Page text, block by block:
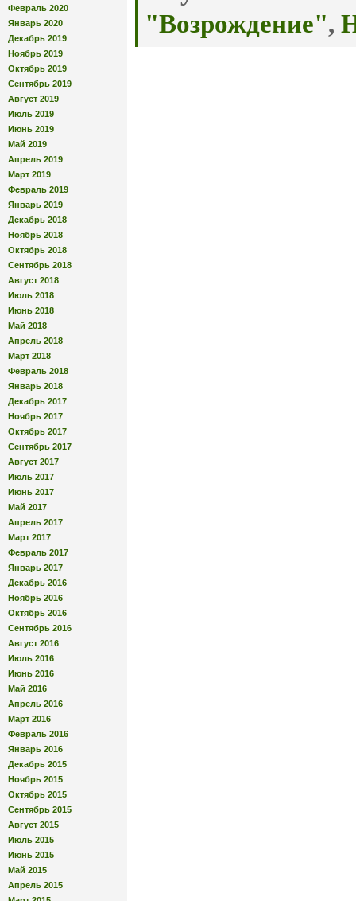
Февраль 2020
Январь 2020
Декабрь 2019
Ноябрь 2019
Октябрь 2019
Сентябрь 2019
Август 2019
Июль 2019
Июнь 2019
Май 2019
Апрель 2019
Март 2019
Февраль 2019
Январь 2019
Декабрь 2018
Ноябрь 2018
Октябрь 2018
Сентябрь 2018
Август 2018
Июль 2018
Июнь 2018
Май 2018
Апрель 2018
Март 2018
Февраль 2018
Январь 2018
Декабрь 2017
Ноябрь 2017
Октябрь 2017
Сентябрь 2017
Август 2017
Июль 2017
Июнь 2017
Май 2017
Апрель 2017
Март 2017
Февраль 2017
Январь 2017
Декабрь 2016
Ноябрь 2016
Октябрь 2016
Сентябрь 2016
Август 2016
Июль 2016
Июнь 2016
Май 2016
Апрель 2016
Март 2016
Февраль 2016
Январь 2016
Декабрь 2015
Ноябрь 2015
Октябрь 2015
Сентябрь 2015
Август 2015
Июль 2015
Июнь 2015
Май 2015
Апрель 2015
"Возрождение",